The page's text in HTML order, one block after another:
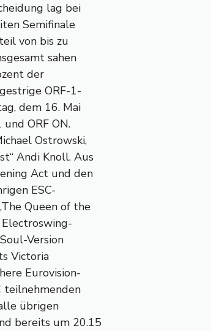
lag bei
Semifinale
von bis zu
sahen
der
ORF-1-
dem 16. Mai
ORF ON.
Ostrowski,
Andi Knoll. Aus
Act und den
ESC-
Queen of the
Electroswing-
Version
Victoria
Eurovision-
teilnehmenden
übrigen
bereits um 20.15